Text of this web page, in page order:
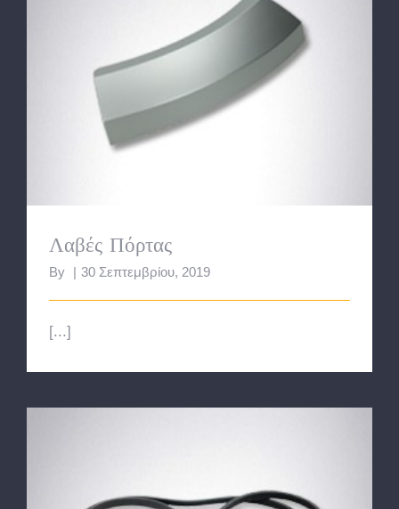
Λαβές Πόρτας
Λαβές Πόρτας
By 30 Σεπτεμβρίου, 2019
[...]